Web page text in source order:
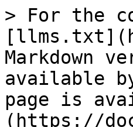
> For the
Markdown
available
page is
(https://